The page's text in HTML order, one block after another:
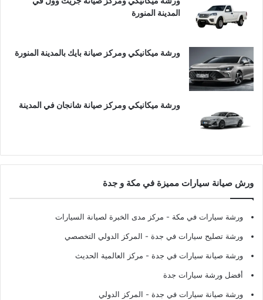
المدينة المنورة
ورشة ميكانيكي ومركز صيانة بايك بالمدينة المنورة
ورشة ميكانيكي ومركز صيانة شانجان في المدينة
ورش صيانة سيارات مميزة في مكة و جدة
ورشة سيارات في مكة - مركز مدى الخبرة لصيانة السيارات
ورشة تصليح سيارات في جدة - المركز الدولي التخصصي
ورشة صيانة سيارات في جدة - مركز العالمية الحديث
أفضل ورشة سيارات جدة
ورشة صيانة سيارات في جدة - المركز الدولي